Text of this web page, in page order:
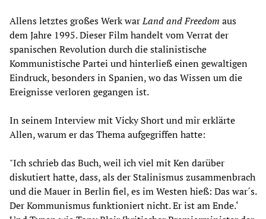
Allens letztes großes Werk warLand and Freedom aus
dem Jahre 1995. Dieser Film handelt vom Verrat der
spanischen Revolution durch die stalinistische
Kommunistische Partei und hinterließ einen gewaltigen
Eindruck, besonders in Spanien, wo das Wissen um die
Ereignisse verloren gegangen ist.
In seinem Interview mit Vicky Short und mir erklärte
Allen, warum er das Thema aufgegriffen hatte:
"Ich schrieb das Buch, weil ich viel mit Ken darüber
diskutiert hatte, dass, als der Stalinismus zusammenbrach
und die Mauer in Berlin fiel, es im Westen hieß: Das war´s.
Der Kommunismus funktioniert nicht. Er ist am Ende.‘